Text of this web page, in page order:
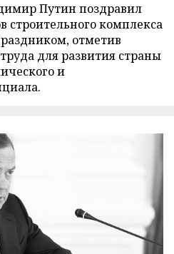
Путин поздравил
строительного комплекса
отметив
для развития страны
и